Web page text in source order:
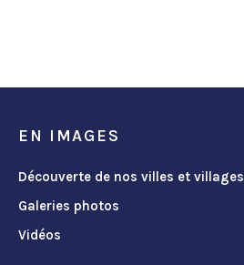
EN IMAGES
Découverte de nos villes et villages
Galeries photos
Vidéos